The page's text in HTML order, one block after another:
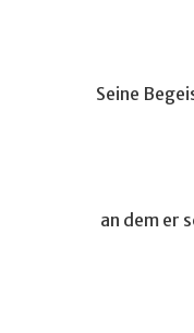
Seine
an dem er